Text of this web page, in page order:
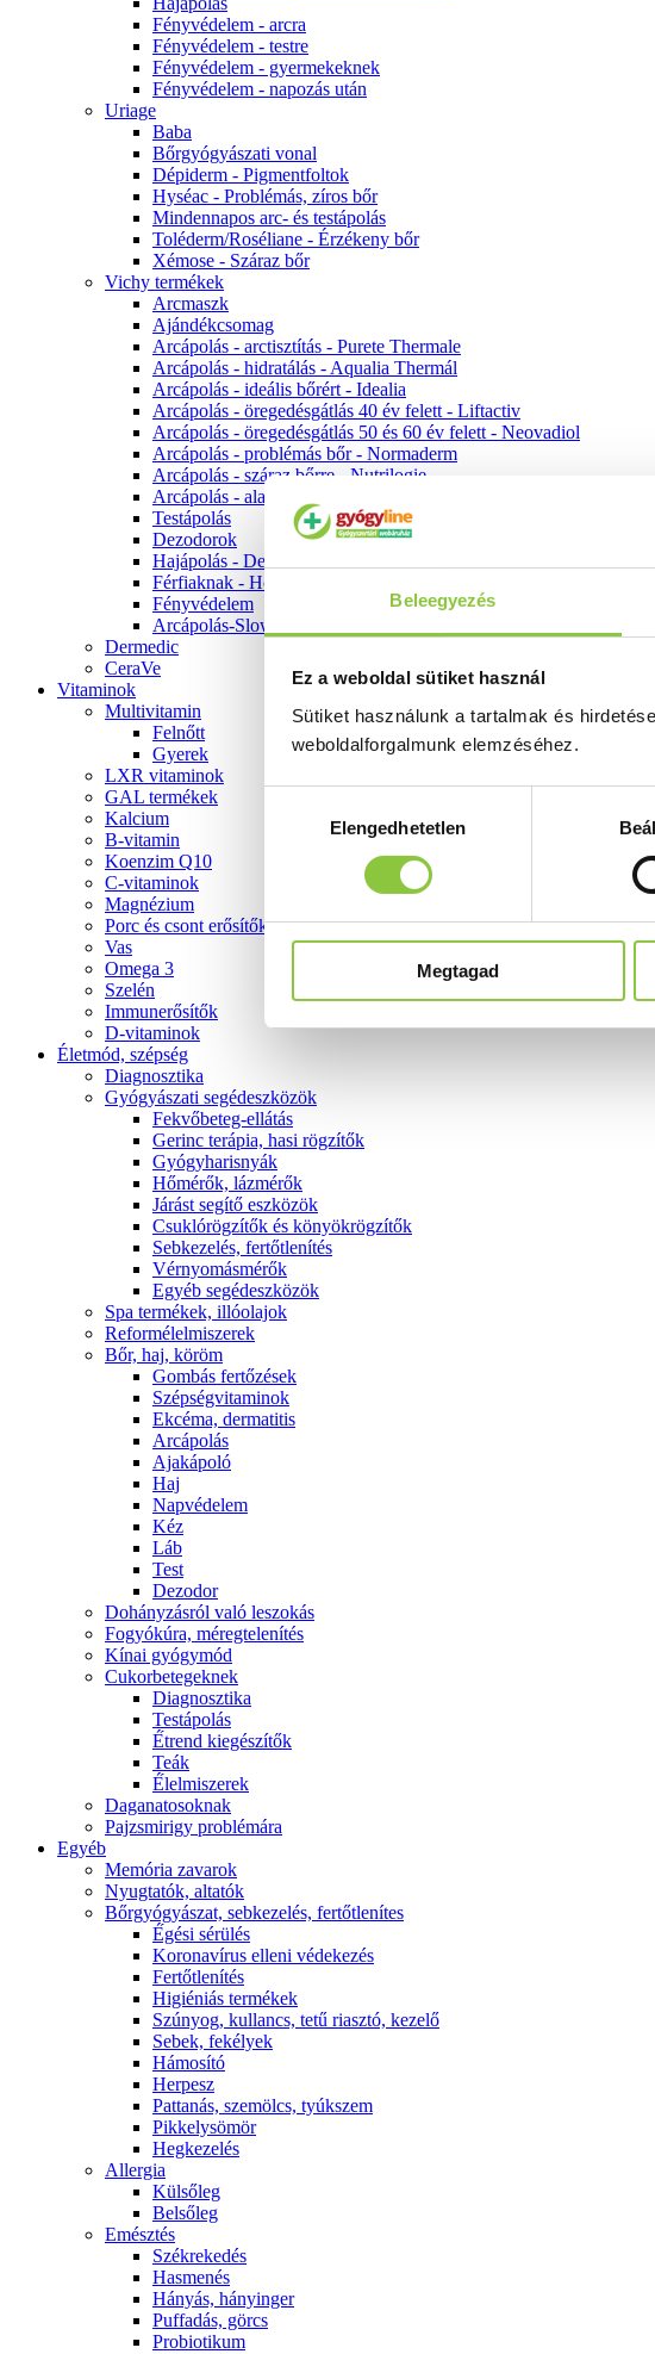
Beleegyezés
Ez a weboldal sütiket használ
Sütiket használunk a tartalmak és
weboldalforgalmunk elemzéséhez.
kiválasztásaElengedhetetlen
Megtagad
Fényvédelem - arcra
Fényvédelem - testre
Fényvédelem - gyermekeknek
Fényvédelem - napozás után
Uriage
Baba
Bőrgyógyászati vonal
Dépiderm - Pigmentfoltok
Hyséac - Problémás, zíros bőr
Mindennapos arc- és testápolás
Toléderm/Roséliane - Érzékeny bőr
Xémose - Száraz bőr
Vichy termékek
Arcmaszk
Ajándékcsomag
Arcápolás - arctisztítás - Purete Thermale
Arcápolás - hidratálás - Aqualia Thermál
Arcápolás - ideális bőrért - Idealia
Arcápolás - öregedésgátlás 40 év felett - Liftactiv
Arcápolás - öregedésgátlás 50 és 60 év felett - Neovadiol
Arcápolás - problémás bőr - Normaderm
Arcápolás - száraz bőrre - Nutrilogie
Arcápolás - alapozók
Testápolás
Dezodorok
Hajápolás - Dercos
Férfiaknak - Homme
Fényvédelem
Arcápolás-Slow Age
Dermedic
CeraVe
Vitaminok
Multivitamin
Felnőtt
Gyerek
LXR vitaminok
GAL termékek
Kalcium
B-vitamin
Koenzim Q10
C-vitaminok
Magnézium
Porc és csont erősítők
Vas
Omega 3
Szelén
Immunerősítők
D-vitaminok
Életmód, szépség
Diagnosztika
Gyógyászati segédeszközök
Fekvőbeteg-ellátás
Gerinc terápia, hasi rögzítők
Gyógyharisnyák
Hőmérők, lázmérők
Járást segítő eszközök
Csuklórögzítők és könyökrögzítők
Sebkezelés, fertőtlenítés
Vérnyomásmérők
Egyéb segédeszközök
Spa termékek, illóolajok
Reformélelmiszerek
Bőr, haj, köröm
Gombás fertőzések
Szépségvitaminok
Ekcéma, dermatitis
Arcápolás
Ajakápoló
Haj
Napvédelem
Kéz
Láb
Test
Dezodor
Dohányzásról való leszokás
Fogyókúra, méregtelenítés
Kínai gyógymód
Cukorbetegeknek
Diagnosztika
Testápolás
É́trend kiegészítők
Teák
É́lelmiszerek
Daganatosoknak
Pajzsmirigy problémára
Egyéb
Memória zavarok
Nyugtatók, altatók
Bőrgyógyászat, sebkezelés, fertőtlenítes
É́gési sérülés
Koronavírus elleni védekezés
Fertőtlenítés
Higiéniás termékek
Szúnyog, kullancs, tetű riasztó, kezelő
Sebek, fekélyek
Hámosító
Herpesz
Pattanás, szemölcs, tyúkszem
Pikkelysömör
Hegkezelés
Allergia
Külsőleg
Belsőleg
Emésztés
Székrekedés
Hasmenés
Hányás, hányinger
Puffadás, görcs
Probiotikum